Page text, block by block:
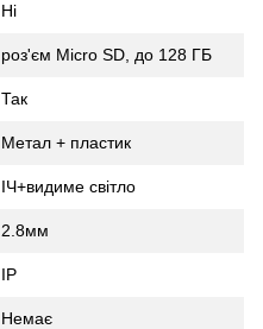
Ні
роз'єм Micro SD, до 128 ГБ
Так
Метал + пластик
ІЧ+видиме світло
2.8мм
IP
Немає